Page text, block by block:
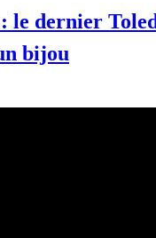
le dernier
bijou